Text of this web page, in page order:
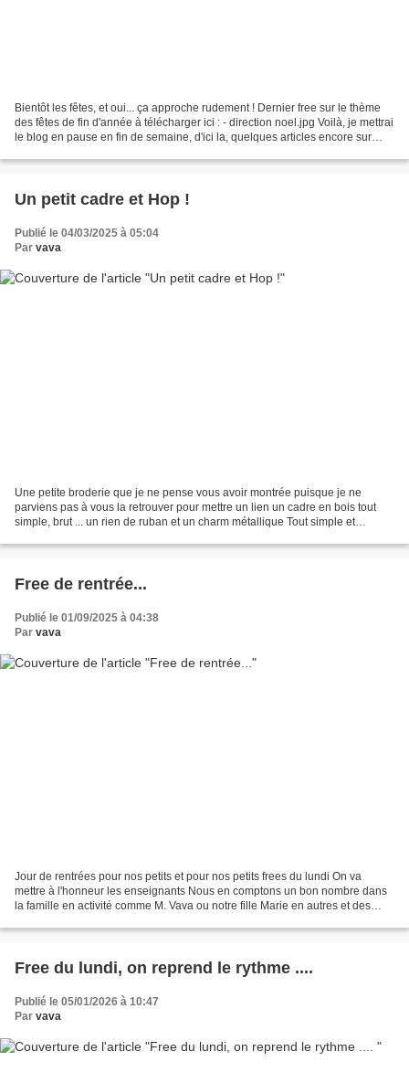
Bientôt les fêtes, et oui... ça approche rudement ! Dernier free sur le thème
des fêtes de fin d'année à télécharger ici : - direction noel.jpg Voilà, je mettrai
le blog en pause en fin de semaine, d'ici la, quelques articles encore sur
Un petit cadre et Hop !
Publié le 04/03/2025 à 05:04
Par vava
Une petite broderie que je ne pense vous avoir montrée puisque je ne
parviens pas à vous la retrouver pour mettre un lien un cadre en bois tout
simple, brut ... un rien de ruban et un charm métallique Tout simple et
Free de rentrée...
Publié le 01/09/2025 à 04:38
Par vava
Jour de rentrées pour nos petits et pour nos petits frees du lundi On va
mettre à l'honneur les enseignants Nous en comptons un bon nombre dans
la famille en activité comme M. Vava ou notre fille Marie en autres et des
Free du lundi, on reprend le rythme ....
Publié le 05/01/2026 à 10:47
Par vava